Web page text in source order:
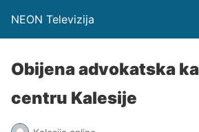
NEON Televizija
Obijena advokatska
centru Kalesije